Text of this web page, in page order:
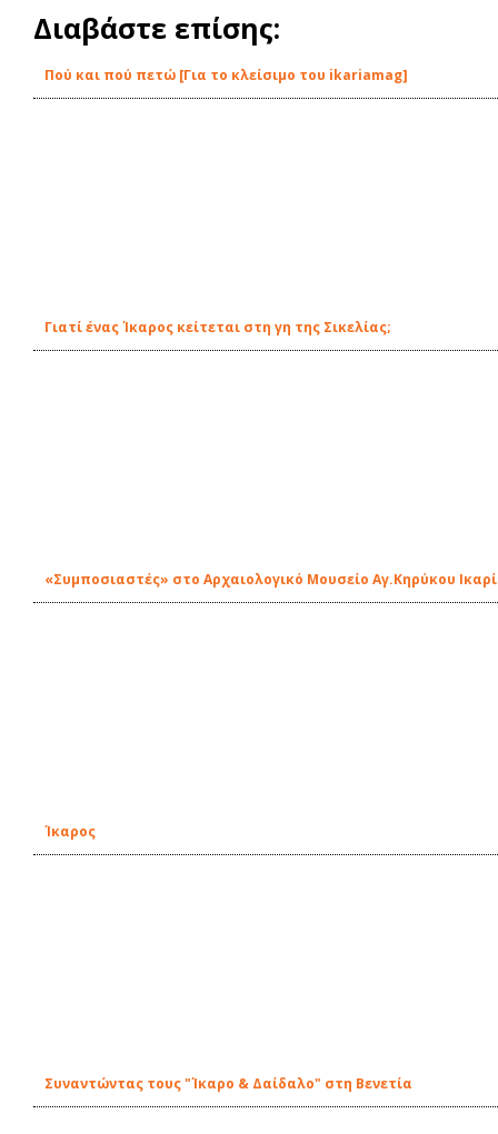
Διαβάστε επίσης:
Πού και πού πετώ [Για το κλείσιμο του ikariamag]
Γιατί ένας Ίκαρος κείτεται στη γη της Σικελίας;
«Συμποσιαστές» στο Αρχαιολογικό Μουσείο Αγ.Κηρύκου
Ίκαρος
Συναντώντας τους "Ίκαρο & Δαίδαλο" στη Βενετία